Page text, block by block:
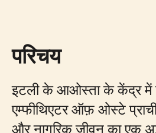
परिचय
इटली के आओस्ता के केंद्र में
एम्फीथिएटर ऑफ़ ओस्टे
और नागरिक जीवन का एक